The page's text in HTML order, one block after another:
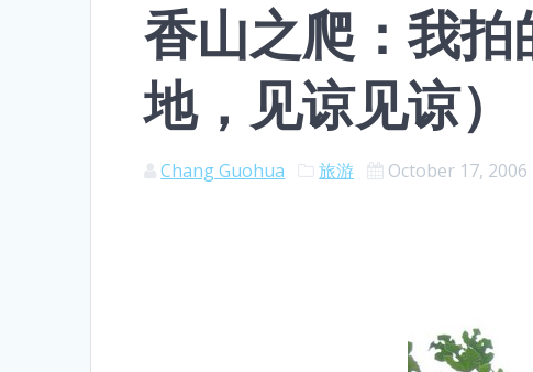
香山之爬：我
地，见谅见谅）
Chang Guohua 旅游 October 17, 2006